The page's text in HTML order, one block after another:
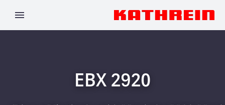
EBX 2920